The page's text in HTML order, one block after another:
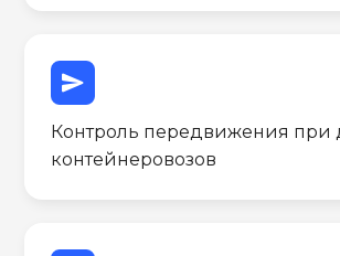
send
Контроль передвижения при
контейнеровозов